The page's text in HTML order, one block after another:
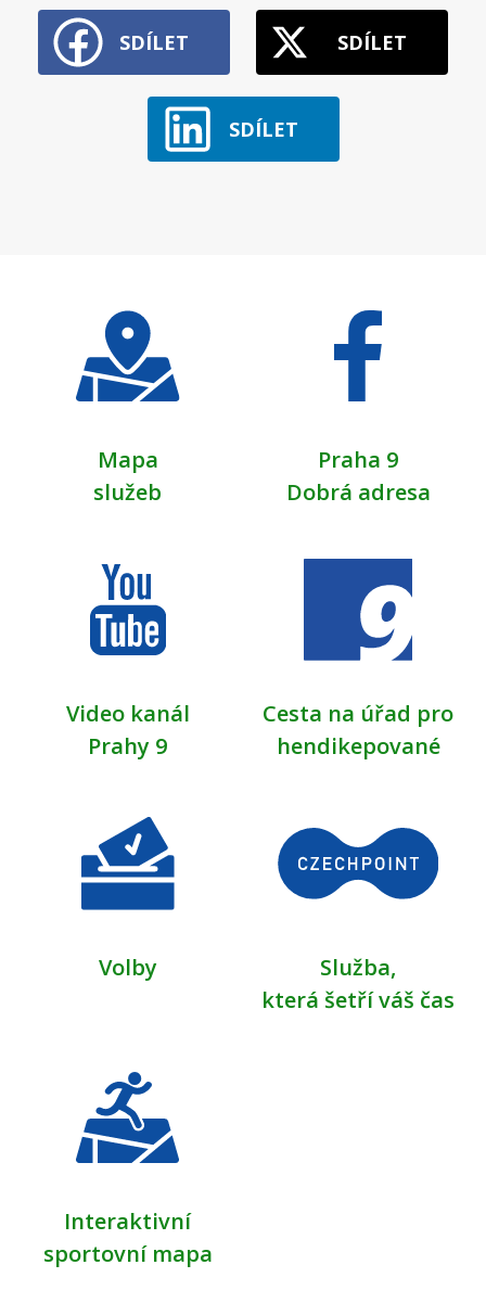
SDÍLET SDÍLET
SDÍLET
Mapa
služeb
Praha 9
Dobrá adresa
Video kanál
Prahy 9
Cesta na úřad pro
hendikepované
Volby
Služba,
která šetří váš čas
Interaktivní
sportovní mapa